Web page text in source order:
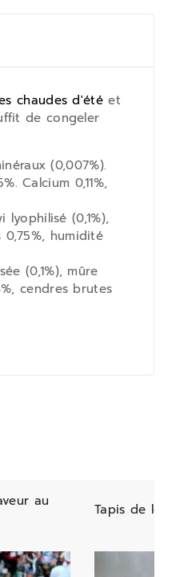
chaudes d'étéet
de congeler
(0,007%).
Calcium 0,11%,
lyophilisé (0,1%),
humidité
(0,1%), mûre
cendres brutes
au
Tapis de